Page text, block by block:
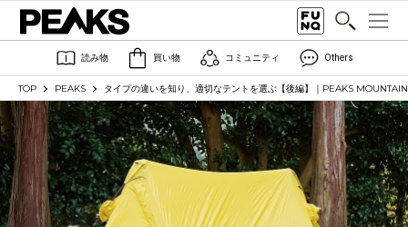
読み物 買い物 コミュニティ Others
TOP PEAKS タイプの違いを知り、適切なテントを選ぶ【後編】｜PEAKS